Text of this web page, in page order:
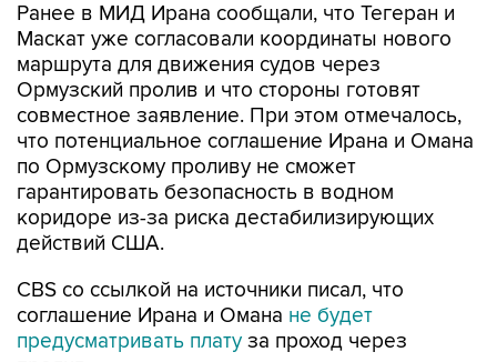
Ранее в МИД Ирана сообщали, что Тегеран и
Маскат уже согласовали координаты нового
маршрута для движения судов через
Ормузский пролив и что стороны готовят
совместное заявление. При этом отмечалось,
что потенциальное соглашение Ирана и Омана
по Ормузскому проливу не сможет
гарантировать безопасность в водном
коридоре из-за риска дестабилизирующих
действий США.
CBS со ссылкой на источники писал, что
соглашение Ирана и Омана не будет
предусматривать плату за проход через